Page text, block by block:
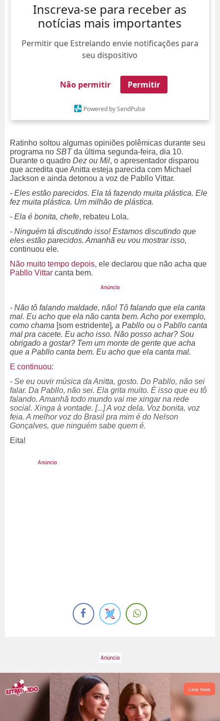
Inscreva-se para receber as
notícias mais importantes
Permitir que Estrelando envie notificações para
seu dispositivo
Não permitir Permitir
Powered by SendPulse
Ratinho soltou algumas opiniões polêmicas durante seu
programa no SBTda última segunda-feira, dia 10.
Durante o quadro Dez ou Mil, o apresentador disparou
que acredita que Anitta esteja parecida com Michael
Jackson e ainda detonou a voz de Pabllo Vittar.
- Eles estão parecidos. Ela tá fazendo muita plástica. Ele
fez muita plástica. Um milhão de plástica.
- Ela é bonita, chefe, rebateu Lola.
- Ninguém tá discutindo isso! Estamos discutindo que
eles estão parecidos. Amanhã eu vou mostrar isso,
continuou ele.
Não muito tempo depois, ele declarou que não acha que
Pabllo Vittar canta bem.
- Não tô falando maldade, não! Tô falando que ela canta
mal. Eu acho que ela não canta bem. Acho por exemplo,
como chama [som estridente], a Pabllo ou o Pabllo canta
mal pra cacete. Eu acho isso. Não posso achar? Sou
obrigado a gostar? Tem um monte de gente que acha
que a Pabllo canta bem. Eu acho que ela canta mal.
E continuou:
- Se eu ouvir música da Anitta, gosto. Do Pabllo, não sei
falar. Da Pabllo, não sei. Ela grita muito. É isso que eu tô
falando. Amanhã todo mundo vai me xingar na rede
social. Xinga à vontade. [...] A voz dela. Voz bonita, voz
feia. A melhor voz do Brasil pra mim é do Nelson
Gonçalves, que ninguém sabe quem é.
Eita!
Leia mais